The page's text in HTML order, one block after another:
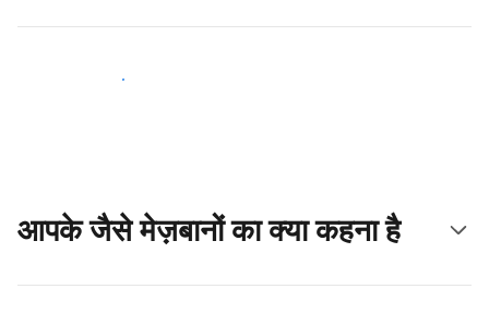
आज ही नए मेहमानों तक पहुंचें
आपके जैसे मेज़बानों का क्या कहना है